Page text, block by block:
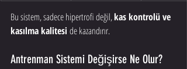
Bu sistem, sadece hipertrofi değil, kas kontrolü ve
kasılma kalitesi de kazandırır.
Antrenman Sistemi Değişirse Ne Olur?